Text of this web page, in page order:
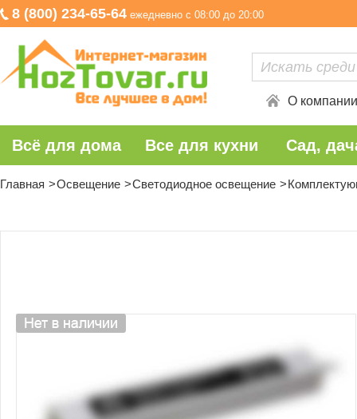
8 (800) 234-65-64 ежедневно с 08:00 до 20:00
О компании
Всё для дома Все для кухни Сад,
Главная Освещение Светодиодное освещение